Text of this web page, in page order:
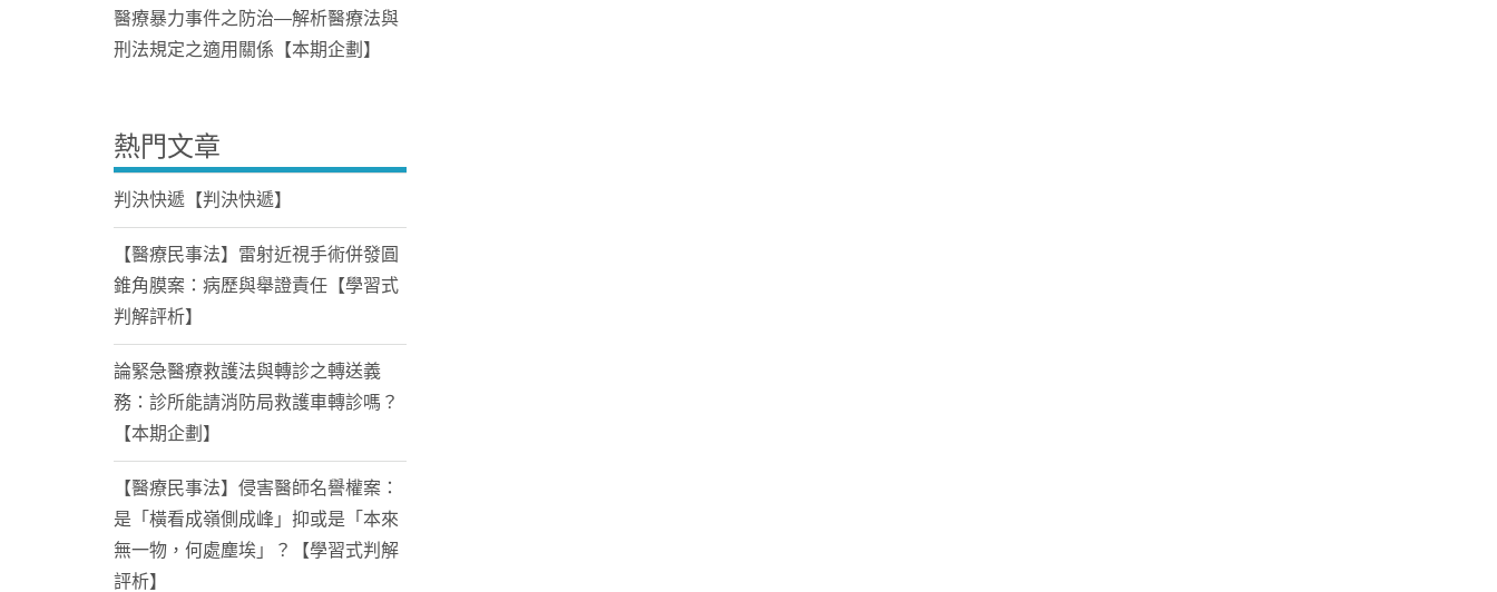
醫療暴力事件之防治—解析醫療法與
刑法規定之適用關係【本期企劃】
熱門文章
判決快遞【判決快遞】
【醫療民事法】雷射近視手術併發圓
錐角膜案：病歷與舉證責任【學習式
判解評析】
論緊急醫療救護法與轉診之轉送義
務：診所能請消防局救護車轉診嗎？
【本期企劃】
【醫療民事法】侵害醫師名譽權案：
是「橫看成嶺側成峰」抑或是「本來
無一物，何處塵埃」？【學習式判解
評析】